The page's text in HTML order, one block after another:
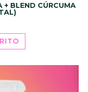
+ BLEND CÚRCUMA